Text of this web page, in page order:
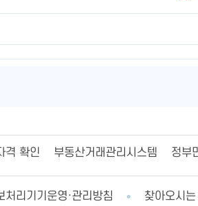
격 확인 부동산거래관리시스템 정부
처리기기운영·관리방침 찾아오시